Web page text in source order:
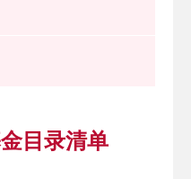
目录清单